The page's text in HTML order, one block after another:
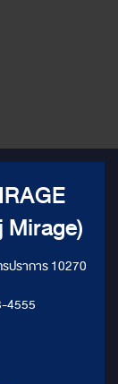
Mirage)
ปราการ 10270
4555